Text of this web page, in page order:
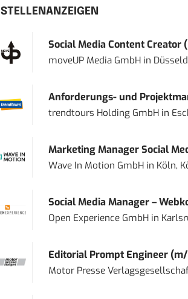
STELLENANZEIGEN
Social Media Content
moveUP Media GmbHin
Anforderungs- und
trendtours Holding GmbHin
Marketing Manager Social
Wave In Motion GmbHin Köln,
Social Media Manager –
Open Experience GmbHin
Editorial Prompt Engineer
Motor Presse